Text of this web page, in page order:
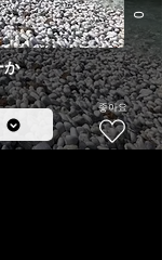
0
か
좋아요